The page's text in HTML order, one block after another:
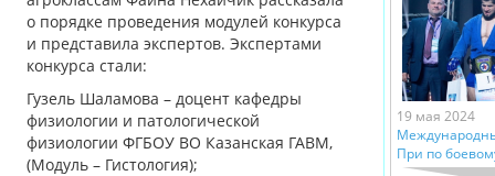
о порядке проведения модулей конкурса
и представила экспертов. Экспертами
конкурса стали:
Гузель Шаламова – доцент кафедры
физиологии и патологической
физиологии ФГБОУ ВО Казанская ГАВМ,
(Модуль – Гистология);
19 мая 2024
При по